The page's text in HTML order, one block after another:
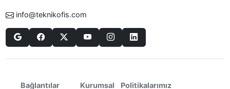
info@teknikofis.com
Bağlantılar Kurumsal Politikalarımız